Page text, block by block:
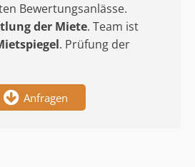
Bewertungsanlässe.
der Miete. Team ist
. Prüfung der
Anfragen